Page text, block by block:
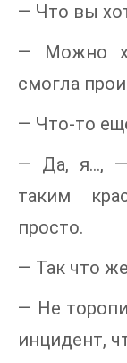
— Что вы
— Можно
смогла
— Что-то
— Да, я…, —
таким
просто.
— Так что
— Не
инцидент,